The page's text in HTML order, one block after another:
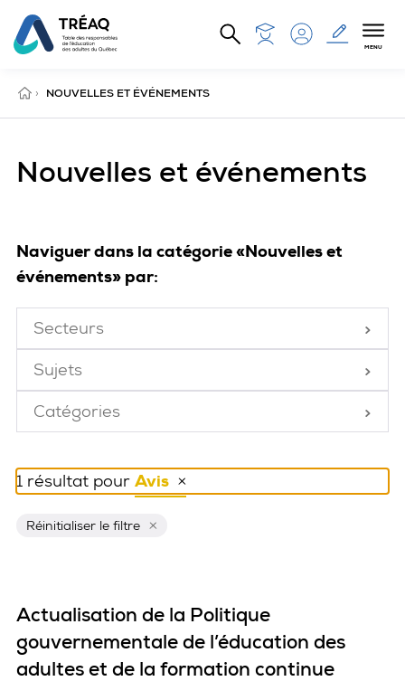
Aller au contenu principal
MENU
ACCUEIL
› NOUVELLES ET ÉVÉNEMENTS
Nouvelles et événements
Naviguer dans la catégorie «Nouvelles et
événements» par:
Secteurs
Fermé
Sujets
Fermé
Catégories
Fermé
1 résultat pour Avis
Réinitialiser ce filtre
Réinitialiser le filtre
Actualisation de la Politique
gouvernementale de l’éducation des
adultes et de la formation continue